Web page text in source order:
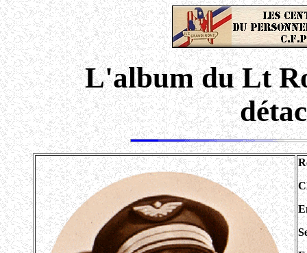
L'album du Lt